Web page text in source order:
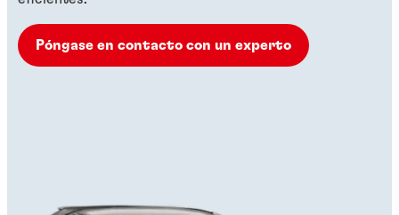
Póngase en contacto con un experto